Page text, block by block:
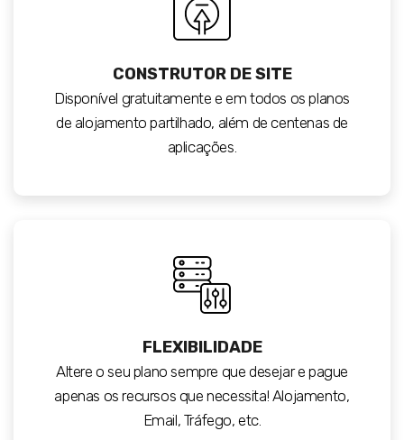
CONSTRUTOR DE SITE
Disponível gratuitamente e em todos os planos
de alojamento partilhado, além de centenas de
aplicações.
FLEXIBILIDADE
Altere o seu plano sempre que desejar e pague
apenas os recursos que necessita! Alojamento,
Email, Tráfego, etc.